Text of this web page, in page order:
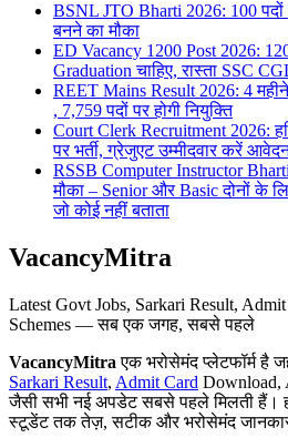
BSNL JTO Bharti 2026: 100
बनने का मौका
ED Vacancy 1200 Post 2026:
Graduation चाहिए, रास्ता SSC
REET Mains Result 2026: 4
, 7,759 पदों पर होगी नियुक्ति
Court Clerk Recruitment 2026:
पर भर्ती, ग्रेजुएट उम्मीदवार करें
RSSB Computer Instructor
मौका – Senior और Basic दोनों के
जो कोई नहीं बताता
VacancyMitra
Latest Govt Jobs, Sarkari Result,
Schemes — सब एक जगह, सबसे पहले
VacancyMitra एक भरोसेमंद प्लेटफॉर्म है
Sarkari Result, Admit Card Download,
जैसी सभी नई अपडेट सबसे पहले मिलती हैं।
स्टूडेंट तक तेज़, सटीक और भरोसेमंद